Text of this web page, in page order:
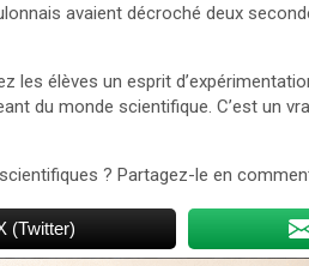
avaient décroché deux
les élèves un esprit
du monde scientifique. C’est un
? Partagez-le en
(Twitter)